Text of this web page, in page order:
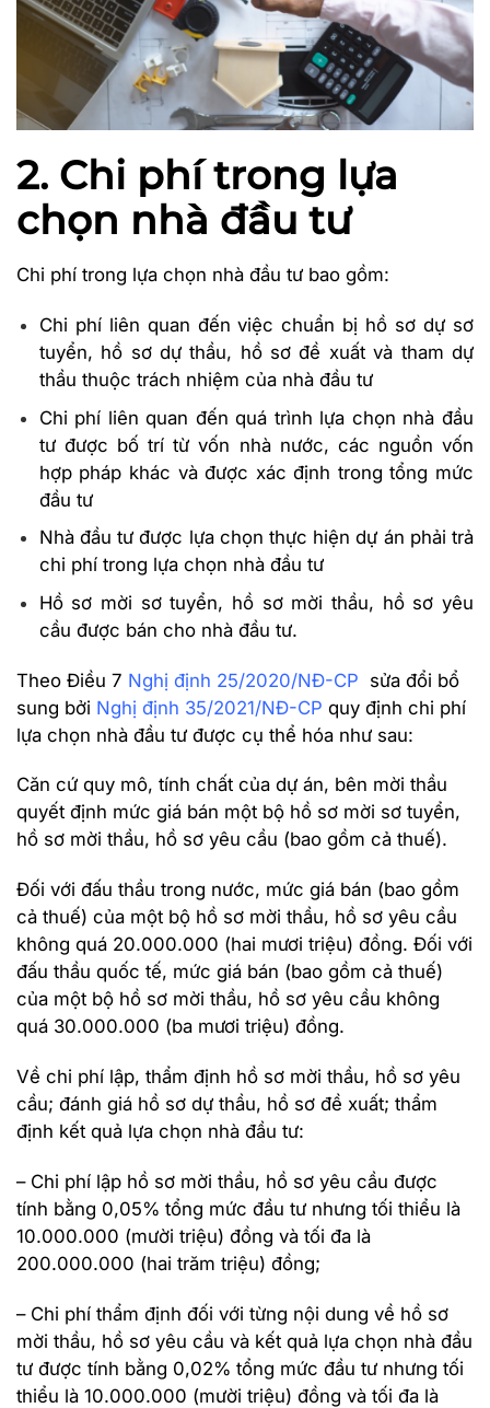
2. Chi phí trong lựa
chọn nhà đầu tư
Chi phí trong lựa chọn nhà đầu tư bao gồm:
Chi phí liên quan đến việc chuẩn bị hồ sơ dự sơ
tuyển, hồ sơ dự thầu, hồ sơ đề xuất và tham dự
thầu thuộc trách nhiệm của nhà đầu tư
Chi phí liên quan đến quá trình lựa chọn nhà đầu
tư được bố trí từ vốn nhà nước, các nguồn vốn
hợp pháp khác và được xác định trong tổng mức
đầu tư
Nhà đầu tư được lựa chọn thực hiện dự án phải trả
chi phí trong lựa chọn nhà đầu tư
Hồ sơ mời sơ tuyển, hồ sơ mời thầu, hồ sơ yêu
cầu được bán cho nhà đầu tư.
Theo Điều 7 Nghị định 25/2020/NĐ-CP sửa đổi bổ
sung bởi Nghị định 35/2021/NĐ-CP quy định chi phí
lựa chọn nhà đầu tư được cụ thể hóa như sau:
Căn cứ quy mô, tính chất của dự án, bên mời thầu
quyết định mức giá bán một bộ hồ sơ mời sơ tuyển,
hồ sơ mời thầu, hồ sơ yêu cầu (bao gồm cả thuế).
Đối với đấu thầu trong nước, mức giá bán (bao gồm
cả thuế) của một bộ hồ sơ mời thầu, hồ sơ yêu cầu
không quá 20.000.000 (hai mươi triệu) đồng. Đối với
đấu thầu quốc tế, mức giá bán (bao gồm cả thuế)
của một bộ hồ sơ mời thầu, hồ sơ yêu cầu không
quá 30.000.000 (ba mươi triệu) đồng.
Về chi phí lập, thẩm định hồ sơ mời thầu, hồ sơ yêu
cầu; đánh giá hồ sơ dự thầu, hồ sơ đề xuất; thẩm
định kết quả lựa chọn nhà đầu tư:
– Chi phí lập hồ sơ mời thầu, hồ sơ yêu cầu được
tính bằng 0,05% tổng mức đầu tư nhưng tối thiểu là
10.000.000 (mười triệu) đồng và tối đa là
200.000.000 (hai trăm triệu) đồng;
– Chi phí thẩm định đối với từng nội dung về hồ sơ
mời thầu, hồ sơ yêu cầu và kết quả lựa chọn nhà đầu
tư được tính bằng 0,02% tổng mức đầu tư nhưng tối
thiểu là 10.000.000 (mười triệu) đồng và tối đa là